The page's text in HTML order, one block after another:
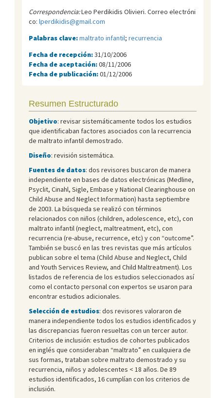
Correspondencia:Leo Perdikidis Olivieri. Correo electróni
co: lperdikidis@gmail.com
Palabras clave:maltrato infantil; recurrencia
Fecha de recepción:31/10/2006
Fecha de aceptación:08/11/2006
Fecha de publicación:01/12/2006
Resumen Estructurado
Objetivo: revisar sistemáticamente todos los estudios
que identificaban factores asociados con la recurrencia
de maltrato infantil demostrado.
Diseño: revisión sistemática.
Fuentes de datos: dos revisores buscaron de manera
independiente en bases de datos electrónicas (Medline,
Psyclit, Cinahl, Sigle, Embase y National Clearinghouse on
Child Abuse and Neglect Information) hasta septiembre
de 2003. La búsqueda se realizó con términos
relacionados con niños (children, adolescence, etc), con
maltrato infantil (neglect, maltreatment, etc), con
recurrencia (re-abuse, recurrence, etc) y con “outcome”.
También se buscó en las tres revistas que más artículos
publican sobre el tema (Child Abuse and Neglect, Child
and Youth Services Review, and Child Maltreatment). Los
listados de referencia de los estudios seleccionados así
como el contacto personal con expertos se usaron para
encontrar estudios adicionales.
Selección de estudios: dos revisores valoraron de
manera independiente todos los estudios identificados y
las discrepancias fueron resueltas con un tercer autor.
Criterios de inclusión: estudios de cohortes publicados
en inglés que consideraban “maltrato” en cualquiera de
sus formas, trataban sobre maltrato demostrado y su
recurrencia, niños y adolescentes < 18 años. De 89
estudios identificados, 16 cumplían con los criterios de
inclusión.